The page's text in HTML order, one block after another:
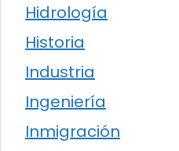
Hidrología
Historia
Industria
Ingeniería
Inmigración